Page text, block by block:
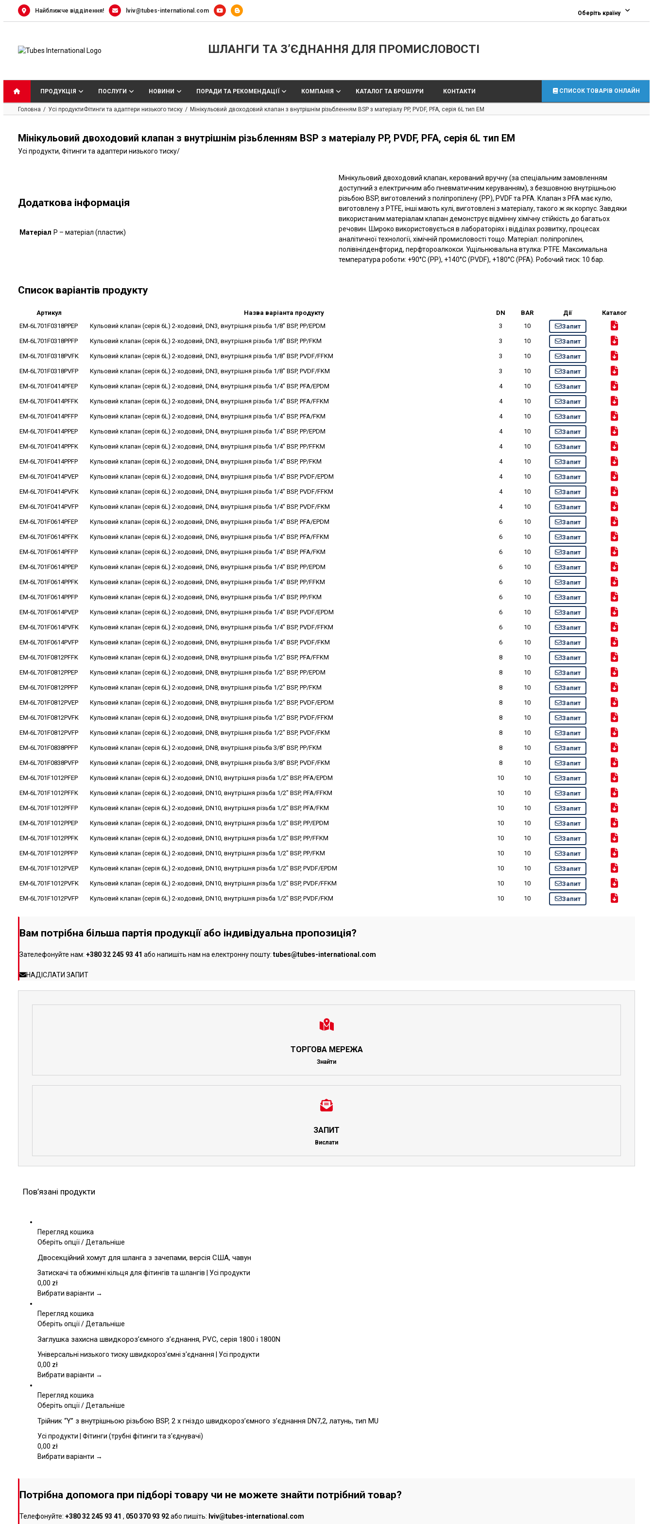
Найближче відділення! lviv@tubes-international.com Оберіть країну
ШЛАНГИ ТА З’ЄДНАННЯ ДЛЯ ПРОМИСЛОВОСТІ
ПРОДУКЦІЯ ПОСЛУГИ НОВИНИ ПОРАДИ ТА РЕКОМЕНДАЦІЇ КОМПАНІЯ КАТАЛОГ ТА БРОШУРИ КОНТАКТИ СПИСОК ТОВАРІВ ОНЛАЙН
Головна Усі продуктиФітинги та адаптери низького тиску Мінікульовий двоходовий клапан з внутрішнім різьбленням BSP з матеріалу PP, PVDF, PFA, серія 6L тип EM
Мінікульовий двоходовий клапан з внутрішнім різьбленням BSP з матеріалу PP, PVDF, PFA, серія 6L тип EM
Усі продукти, Фітинги та адаптери низького тиску/
Додаткова інформація
Матеріал P – матеріал (пластик)
Мінікульовий двоходовий клапан, керований вручну (за спеціальним замовленням
доступний з електричним або пневматичним керуванням), з безшовною внутрішньою
різьбою BSP, виготовлений з поліпропілену (PP), PVDF та PFA. Клапан з PFA має кулю,
виготовлену з PTFE, інші мають кулі, виготовлені з матеріалу, такого ж як корпус. Завдяки
використаним матеріалам клапан демонструє відмінну хімічну стійкість до багатьох
речовин. Широко використовується в лабораторіях і відділах розвитку, процесах
аналітичної технології, хімічній промисловості тощо. Матеріал: поліпропілен,
полівінілденфторид, перфтороалкокси. Ущільнювальна втулка: PTFE. Максимальна
температура роботи: +90°C (PP), +140°C (PVDF), +180°C (PFA). Робочий тиск: 10 бар.
Список варіантів продукту
Артикул Назва варіанта продукту DN BAR Дії
Каталог
EM-6L701F0318PPEP
Кульовий клапан (серія 6L) 2-ходовий, DN3, внутрішня різьба 1/8" BSP, PP/EPDM 3 10
Запит
EM-6L701F0318PPFP
Кульовий клапан (серія 6L) 2-ходовий, DN3, внутрішня різьба 1/8" BSP, PP/FKM 3 10
Запит
EM-6L701F0318PVFK
Кульовий клапан (серія 6L) 2-ходовий, DN3, внутрішня різьба 1/8" BSP, PVDF/FFKM 3 10
Запит
EM-6L701F0318PVFP
Кульовий клапан (серія 6L) 2-ходовий, DN3, внутрішня різьба 1/8" BSP, PVDF/FKM 3 10
Запит
EM-6L701F0414PFEP
Кульовий клапан (серія 6L) 2-ходовий, DN4, внутрішня різьба 1/4" BSP, PFA/EPDM 4 10
Запит
EM-6L701F0414PFFK
Кульовий клапан (серія 6L) 2-ходовий, DN4, внутрішня різьба 1/4" BSP, PFA/FFKM 4 10
Запит
EM-6L701F0414PFFP
Кульовий клапан (серія 6L) 2-ходовий, DN4, внутрішня різьба 1/4" BSP, PFA/FKM 4 10
Запит
EM-6L701F0414PPEP
Кульовий клапан (серія 6L) 2-ходовий, DN4, внутрішня різьба 1/4" BSP, PP/EPDM 4 10
Запит
EM-6L701F0414PPFK
Кульовий клапан (серія 6L) 2-ходовий, DN4, внутрішня різьба 1/4" BSP, PP/FFKM 4 10
Запит
EM-6L701F0414PPFP
Кульовий клапан (серія 6L) 2-ходовий, DN4, внутрішня різьба 1/4" BSP, PP/FKM 4 10
Запит
EM-6L701F0414PVEP
Кульовий клапан (серія 6L) 2-ходовий, DN4, внутрішня різьба 1/4" BSP, PVDF/EPDM 4 10
Запит
EM-6L701F0414PVFK
Кульовий клапан (серія 6L) 2-ходовий, DN4, внутрішня різьба 1/4" BSP, PVDF/FFKM 4 10
Запит
EM-6L701F0414PVFP
Кульовий клапан (серія 6L) 2-ходовий, DN4, внутрішня різьба 1/4" BSP, PVDF/FKM 4 10
Запит
EM-6L701F0614PFEP
Кульовий клапан (серія 6L) 2-ходовий, DN6, внутрішня різьба 1/4" BSP, PFA/EPDM 6 10
Запит
EM-6L701F0614PFFK
Кульовий клапан (серія 6L) 2-ходовий, DN6, внутрішня різьба 1/4" BSP, PFA/FFKM 6 10
Запит
EM-6L701F0614PFFP
Кульовий клапан (серія 6L) 2-ходовий, DN6, внутрішня різьба 1/4" BSP, PFA/FKM 6 10
Запит
EM-6L701F0614PPEP
Кульовий клапан (серія 6L) 2-ходовий, DN6, внутрішня різьба 1/4" BSP, PP/EPDM 6 10
Запит
EM-6L701F0614PPFK
Кульовий клапан (серія 6L) 2-ходовий, DN6, внутрішня різьба 1/4" BSP, PP/FFKM 6 10
Запит
EM-6L701F0614PPFP
Кульовий клапан (серія 6L) 2-ходовий, DN6, внутрішня різьба 1/4" BSP, PP/FKM 6 10
Запит
EM-6L701F0614PVEP
Кульовий клапан (серія 6L) 2-ходовий, DN6, внутрішня різьба 1/4" BSP, PVDF/EPDM 6 10
Запит
EM-6L701F0614PVFK
Кульовий клапан (серія 6L) 2-ходовий, DN6, внутрішня різьба 1/4" BSP, PVDF/FFKM 6 10
Запит
EM-6L701F0614PVFP
Кульовий клапан (серія 6L) 2-ходовий, DN6, внутрішня різьба 1/4" BSP, PVDF/FKM 6 10
Запит
EM-6L701F0812PFFK
Кульовий клапан (серія 6L) 2-ходовий, DN8, внутрішня різьба 1/2" BSP, PFA/FFKM 8 10
Запит
EM-6L701F0812PPEP
Кульовий клапан (серія 6L) 2-ходовий, DN8, внутрішня різьба 1/2" BSP, PP/EPDM 8 10
Запит
EM-6L701F0812PPFP
Кульовий клапан (серія 6L) 2-ходовий, DN8, внутрішня різьба 1/2" BSP, PP/FKM 8 10
Запит
EM-6L701F0812PVEP
Кульовий клапан (серія 6L) 2-ходовий, DN8, внутрішня різьба 1/2" BSP, PVDF/EPDM 8 10
Запит
EM-6L701F0812PVFK
Кульовий клапан (серія 6L) 2-ходовий, DN8, внутрішня різьба 1/2" BSP, PVDF/FFKM 8 10
Запит
EM-6L701F0812PVFP
Кульовий клапан (серія 6L) 2-ходовий, DN8, внутрішня різьба 1/2" BSP, PVDF/FKM 8 10
Запит
EM-6L701F0838PPFP
Кульовий клапан (серія 6L) 2-ходовий, DN8, внутрішня різьба 3/8" BSP, PP/FKM 8 10
Запит
EM-6L701F0838PVFP
Кульовий клапан (серія 6L) 2-ходовий, DN8, внутрішня різьба 3/8" BSP, PVDF/FKM 8 10
Запит
EM-6L701F1012PFEP
Кульовий клапан (серія 6L) 2-ходовий, DN10, внутрішня різьба 1/2" BSP, PFA/EPDM 10 10
Запит
EM-6L701F1012PFFK
Кульовий клапан (серія 6L) 2-ходовий, DN10, внутрішня різьба 1/2" BSP, PFA/FFKM 10 10
Запит
EM-6L701F1012PFFP
Кульовий клапан (серія 6L) 2-ходовий, DN10, внутрішня різьба 1/2" BSP, PFA/FKM 10 10
Запит
EM-6L701F1012PPEP
Кульовий клапан (серія 6L) 2-ходовий, DN10, внутрішня різьба 1/2" BSP, PP/EPDM 10 10
Запит
EM-6L701F1012PPFK
Кульовий клапан (серія 6L) 2-ходовий, DN10, внутрішня різьба 1/2" BSP, PP/FFKM 10 10
Запит
EM-6L701F1012PPFP
Кульовий клапан (серія 6L) 2-ходовий, DN10, внутрішня різьба 1/2" BSP, PP/FKM 10 10
Запит
EM-6L701F1012PVEP
Кульовий клапан (серія 6L) 2-ходовий, DN10, внутрішня різьба 1/2" BSP, PVDF/EPDM 10 10
Запит
EM-6L701F1012PVFK
Кульовий клапан (серія 6L) 2-ходовий, DN10, внутрішня різьба 1/2" BSP, PVDF/FFKM 10 10
Запит
EM-6L701F1012PVFP
Кульовий клапан (серія 6L) 2-ходовий, DN10, внутрішня різьба 1/2" BSP, PVDF/FKM 10 10 Запит
Вам потрібна більша партія продукції або індивідуальна пропозиція?
Зателефонуйте нам: +380 32 245 93 41 або напишіть нам на електронну пошту: tubes@tubes-international.com
НАДІСЛАТИ ЗАПИТ
ТОРГОВА МЕРЕЖА
Знайти
ЗАПИТ
Вислати
Пов’язані продукти
Перегляд кошика
Оберіть опції Цей
має
кілька
Параметри
вибрати
на
товару
/Детальніше
Двосекційний хомут для шланга з зачепами, версія США, чавун
Затискачі та обжимні кільця для фітингів та шлангів | Усі продукти
0,00 zł
Вибрати варіанти →
Перегляд кошика
Оберіть опції Цей
має
кілька
Параметри
вибрати
на
товару
/Детальніше
Заглушка захисна швидкороз’ємного з’єднання, PVC, серія 1800 і 1800N
Універсальні низького тиску швидкороз'ємні з'єднання | Усі продукти
0,00 zł
Вибрати варіанти →
Перегляд кошика
Оберіть опції Цей
має
кілька
Параметри
сторінці
/Детальніше
Трійник “Y” з внутрішньою різьбою BSP, 2 x гніздо швидкороз’ємного з’єднання DN7,2, латунь, тип MU
Усі продукти | Фітинги (трубні фітинги та з'єднувачі)
0,00 zł
Вибрати варіанти →
Потрібна допомога при підборі товару чи не можете знайти потрібний товар?
Телефонуйте: +380 32 245 93 41 , 050 370 93 92або пишіть: lviv@tubes-international.com